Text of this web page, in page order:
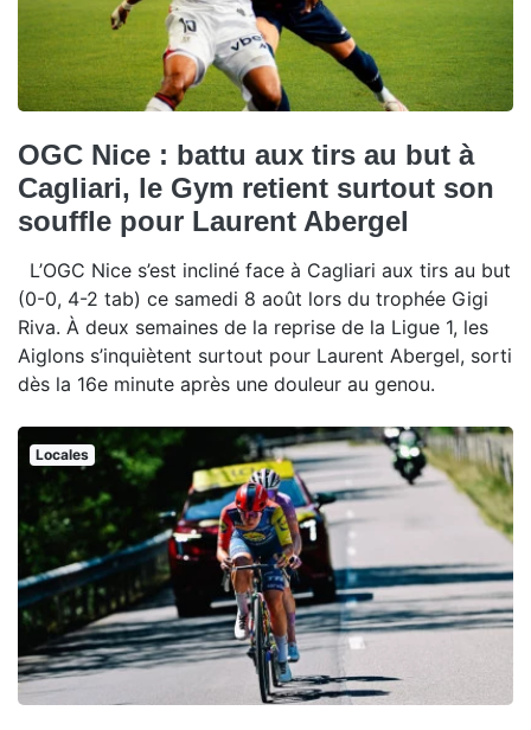
OGC Nice : battu aux tirs au but à
Cagliari, le Gym retient surtout son
souffle pour Laurent Abergel
L’OGC Nice s’est incliné face à Cagliari aux tirs au but
(0-0, 4-2 tab) ce samedi 8 août lors du trophée Gigi
Riva. À deux semaines de la reprise de la Ligue 1, les
Aiglons s’inquiètent surtout pour Laurent Abergel, sorti
dès la 16e minute après une douleur au genou.
Locales